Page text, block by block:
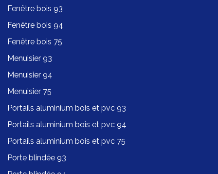
Fenêtre bois 93
Fenêtre bois 94
Fenêtre bois 75
Menuisier 93
Menuisier 94
Menuisier 75
Portails aluminium bois et pvc 93
Portails aluminium bois et pvc 94
Portails aluminium bois et pvc 75
Porte blindée 93